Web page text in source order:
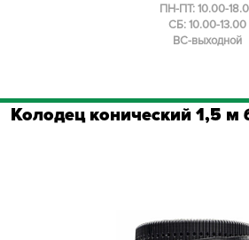
ПН-ПТ: 10.00-
СБ: 10.00-13.00
ВС-выходной
Колодец конический 1,5 м